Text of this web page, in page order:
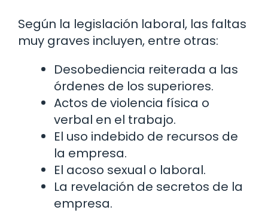
Según la legislación laboral, las faltas
muy graves incluyen, entre otras:
Desobediencia reiterada a las
órdenes de los superiores.
Actos de violencia física o
verbal en el trabajo.
El uso indebido de recursos de
la empresa.
El acoso sexual o laboral.
La revelación de secretos de la
empresa.